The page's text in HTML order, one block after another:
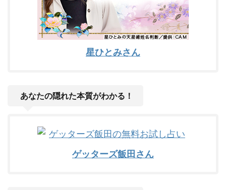
星ひとみさん
あなたの隠れた本質がわかる！
ゲッターズ飯田さん